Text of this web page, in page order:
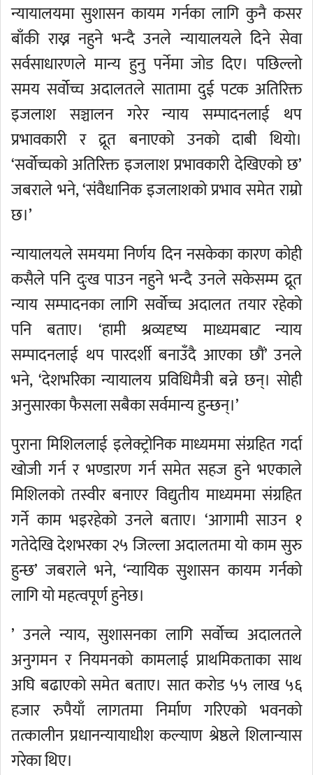
न्यायालयमा सुशासन कायम गर्नका लागि कुनै कसर
बाँकी राख्न नहुने भन्दै उनले न्यायालयले दिने सेवा
सर्वसाधारणले मान्य हुनु पर्नेमा जोड दिए। पछिल्लो
समय सर्वोच्च अदालतले सातामा दुई पटक अतिरिक्त
इजलाश सञ्चालन गरेर न्याय सम्पादनलाई थप
प्रभावकारी र द्रूत बनाएको उनको दाबी थियो।
‘सर्वोच्चको अतिरिक्त इजलाश प्रभावकारी देखिएको छ’
जबराले भने, ‘संवैधानिक इजलाशको प्रभाव समेत राम्रो
छ।’
न्यायालयले समयमा निर्णय दिन नसकेका कारण कोही
कसैले पनि दुःख पाउन नहुने भन्दै उनले सकेसम्म द्रूत
न्याय सम्पादनका लागि सर्वोच्च अदालत तयार रहेको
पनि बताए। ‘हामी श्रव्यदृष्य माध्यमबाट न्याय
सम्पादनलाई थप पारदर्शी बनाउँदै आएका छौं’ उनले
भने, ‘देशभरिका न्यायालय प्रविधिमैत्री बन्ने छन्। सोही
अनुसारका फैसला सबैका सर्वमान्य हुन्छन्।’
पुराना मिशिललाई इलेक्ट्रोनिक माध्यममा संग्रहित गर्दा
खोजी गर्न र भण्डारण गर्न समेत सहज हुने भएकाले
मिशिलको तस्वीर बनाएर विद्युतीय माध्यममा संग्रहित
गर्ने काम भइरहेको उनले बताए। ‘आगामी साउन १
गतेदेखि देशभरका २५ जिल्ला अदालतमा यो काम सुरु
हुन्छ’ जबराले भने, ‘न्यायिक सुशासन कायम गर्नको
लागि यो महत्वपूर्ण हुनेछ।
’ उनले न्याय, सुशासनका लागि सर्वोच्च अदालतले
अनुगमन र नियमनको कामलाई प्राथमिकताका साथ
अघि बढाएको समेत बताए। सात करोड ५५ लाख ५६
हजार रुपैयाँ लागतमा निर्माण गरिएको भवनको
तत्कालीन प्रधानन्यायाधीश कल्याण श्रेष्ठले शिलान्यास
गरेका थिए।